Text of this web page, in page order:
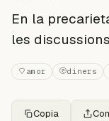
En la
les
amor diners
Copia